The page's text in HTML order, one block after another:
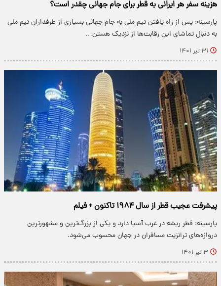
هزینه سفر هر ایرانی به قطر برای جام جهانی چقدر است؟
پارسینه: پس از راه یافتن تیم ملی به جام جهانی بسیاری از طرفداران تیم ملی
به دنبال تماشای این رقابت‌ها از نزدیک هستن…
۳۱ تیر ۱۴۰۱
پیشرفت عجیب قطر از سال ۱۹۸۴ تاکنون + فیلم
پارسینه: قطر ریشه در غرب آسیا دارد و یکی از بزرگ‌ترین و مشهورترین
دروازه‌های ترانزیت مسافران در جهان محسوب می‌شود.
۳ تیر ۱۴۰۱